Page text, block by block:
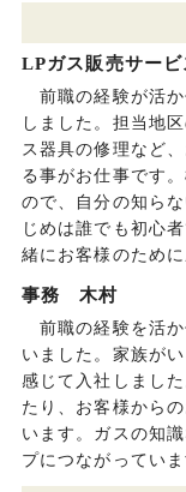
LPガス販売サー
前職の経験が活か
しました。担当地
ス器具の修理など
る事がお仕事です
ので、自分の知ら
じめは誰でも初心
緒にお客様のため
事務 木村
前職の経験を活か
いました。家族が
感じて入社しまし
たり、お客様から
います。ガスの知
プにつながっていま